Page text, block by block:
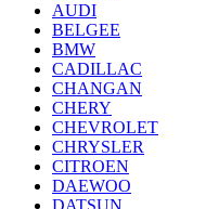
AUDI
BELGEE
BMW
CADILLAC
CHANGAN
CHERY
CHEVROLET
CHRYSLER
CITROEN
DAEWOO
DATSUN